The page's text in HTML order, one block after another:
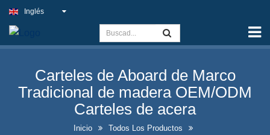
Capacidad
Signo de Luz Slim
Cartel exterior del pub
Carteles interiores de negocios
Inglés
Carteles de Aboard de Marco
Tradicional de madera OEM/ODM
Carteles de acera
Inicio
Todos Los Productos